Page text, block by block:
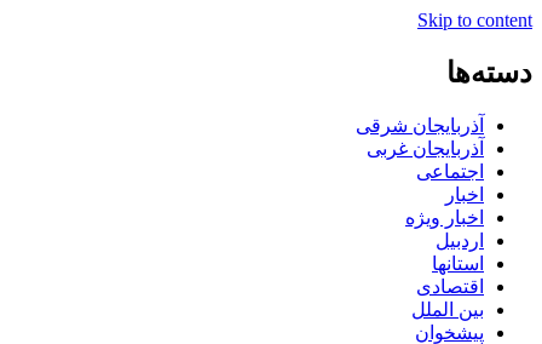
Skip to content
دسته‌ها
آذربایجان شرقی
آذربایجان غربی
اجتماعی
اخبار
اخبار ویژه
اردبیل
استانها
اقتصادی
بین الملل
پیشخوان